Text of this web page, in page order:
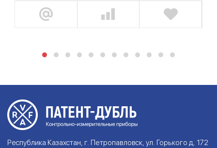
Республика Казахстан, г. Петропавловск, ул. Горького д. 172